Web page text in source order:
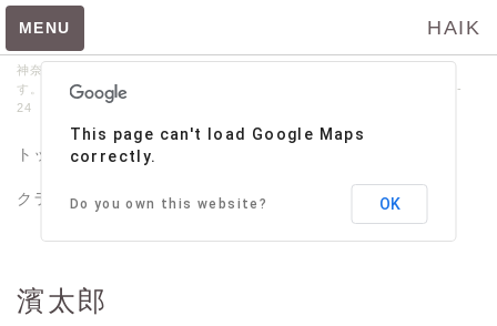
HAIK
MENU
神奈川県立横浜緑ヶ丘高等学校の同窓会｢牧陵会｣が管理･運営しておりま
す。【問い合わせ先】045-664-9020 〒231-0014 横浜市中区常盤町3-
24 サンビル6階
トップ 牧陵会
クラブOB会・同好会 サポート 牧陵美術館
濱太郎
This page can't load Google Maps
correctly.
Do you own this website? OK
HP掲載申込メニュー
飲食店メニュー
寿司処 樹の広